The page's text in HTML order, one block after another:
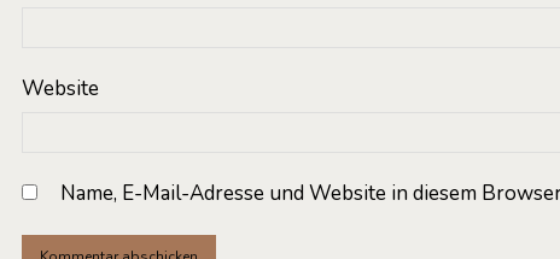
Website
Name, E-Mail-Adresse und Website in diesem